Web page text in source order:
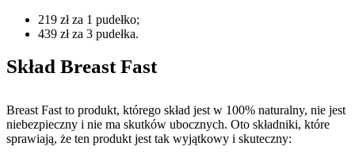
219 zł za 1 pudełko;
439 zł za 3 pudełka.
Skład Breast Fast
Breast Fast to produkt, którego skład jest w 100% naturalny, nie jest
niebezpieczny i nie ma skutków ubocznych. Oto składniki, które
sprawiają, że ten produkt jest tak wyjątkowy i skuteczny: